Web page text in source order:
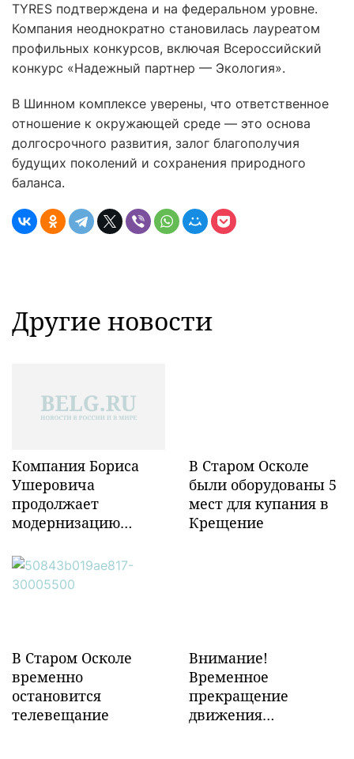
TYRES подтверждена и на федеральном уровне.
Компания неоднократно становилась лауреатом
профильных конкурсов, включая Всероссийский
конкурс «Надежный партнер — Экология».
В Шинном комплексе уверены, что ответственное
отношение к окружающей среде — это основа
долгосрочного развития, залог благополучия
будущих поколений и сохранения природного
баланса.
Другие новости
Компания Бориса
Ушеровича
продолжает
модернизацию
инфраструктуры в
Забайкалье
В Старом Осколе
были оборудованы 5
мест для купания в
Крещение
В Старом Осколе
временно
остановится
телевещание
Внимание!
Временное
прекращение
движения